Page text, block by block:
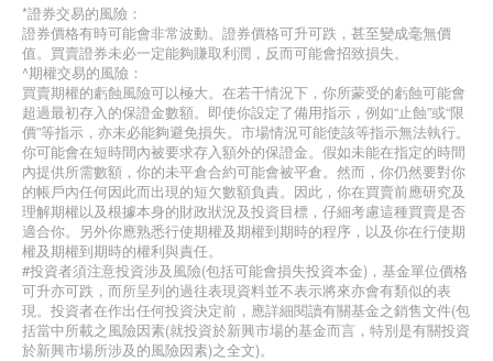
*證券交易的風險：
證券價格有時可能會非常波動。證券價格可升可跌，甚至變成毫無價
值。買賣證券未必一定能夠賺取利潤，反而可能會招致損失。
^期權交易的風險：
買賣期權的虧蝕風險可以極大。在若干情況下，你所蒙受的虧蝕可能會
超過最初存入的保證金數額。即使你設定了備用指示，例如“止蝕”或“限
價”等指示，亦未必能夠避免損失。市場情況可能使該等指示無法執行。
你可能會在短時間內被要求存入額外的保證金。假如未能在指定的時間
內提供所需數額，你的未平倉合約可能會被平倉。然而，你仍然要對你
的帳戶內任何因此而出現的短欠數額負責。因此，你在買賣前應研究及
理解期權以及根據本身的財政狀況及投資目標，仔細考慮這種買賣是否
適合你。另外你應熟悉行使期權及期權到期時的程序，以及你在行使期
權及期權到期時的權利與責任。
#投資者須注意投資涉及風險(包括可能會損失投資本金)，基金單位價格
可升亦可跌，而所呈列的過往表現資料並不表示將來亦會有類似的表
現。投資者在作出任何投資決定前，應詳細閱讀有關基金之銷售文件(包
括當中所載之風險因素(就投資於新興市場的基金而言，特別是有關投資
於新興市場所涉及的風險因素)之全文)。